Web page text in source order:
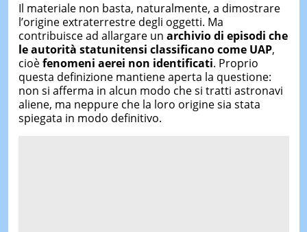
Il materiale non basta, naturalmente, a dimostrare
l’origine extraterrestre degli oggetti. Ma
contribuisce ad allargare un archivio di episodi che
le autorità statunitensi classificano come UAP,
cioèfenomeni aerei non identificati. Proprio
questa definizione mantiene aperta la questione:
non si afferma in alcun modo che si tratti astronavi
aliene, ma neppure che la loro origine sia stata
spiegata in modo definitivo.